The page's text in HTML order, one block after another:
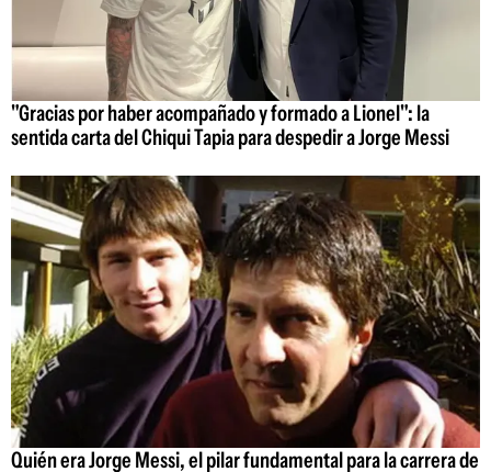
"Gracias por haber acompañado y formado a Lionel": la
sentida carta del Chiqui Tapia para despedir a Jorge Messi
Quién era Jorge Messi, el pilar fundamental para la carrera de